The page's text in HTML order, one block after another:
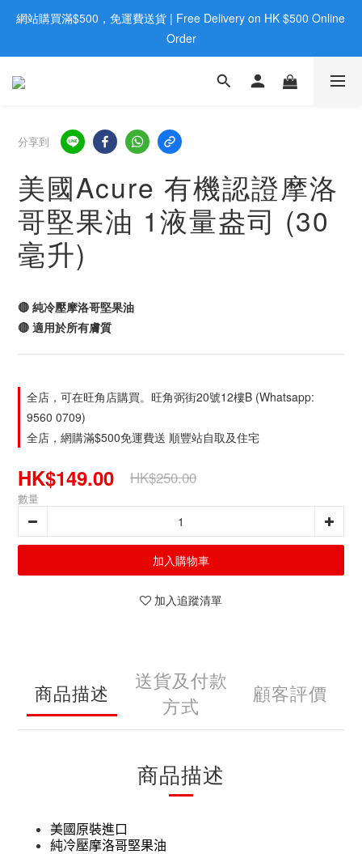
歡迎親臨旺角店購買：旺角弼街20號12樓B  |  RealDeal 保健品 |
WhatsApp 9560 0709
網站購買滿$500，免運費送貨 | Free Delivery on HK $500 Online
Order
歡迎親臨旺角店購買：旺角弼街20號12樓B  |  RealDeal 保健品 |
分享到
美國Acure 有機認證摩洛
哥堅果油 1液量盎司 (30
毫升)
🔴 純冷壓摩洛哥堅果油
🔴 適用於所有膚質
全店，可在旺角店購買。旺角弼街20號12樓B (Whatsapp:
9560 0709)
全店，網購滿$500免運費送 順豐站自取及住宅
HK$149.00 HK$250.00
數量
加入購物車
加入追蹤清單
商品描述
送貨及付款
方式
顧客評價
商品描述
美國原裝進口
純冷壓摩洛哥堅果油